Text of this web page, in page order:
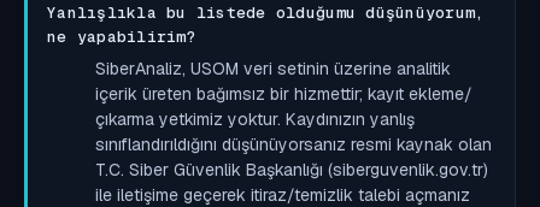
Yanlışlıkla bu listede olduğumu düşünüyorum,
ne yapabilirim?
SiberAnaliz, USOM veri setinin üzerine analitik
içerik üreten bağımsız bir hizmettir; kayıt ekleme/
çıkarma yetkimiz yoktur. Kaydınızın yanlış
sınıflandırıldığını düşünüyorsanız resmi kaynak olan
T.C. Siber Güvenlik Başkanlığı (siberguvenlik.gov.tr)
ile iletişime geçerek itiraz/temizlik talebi açmanız